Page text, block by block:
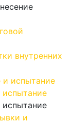
внутренних
испытание
испытание
и